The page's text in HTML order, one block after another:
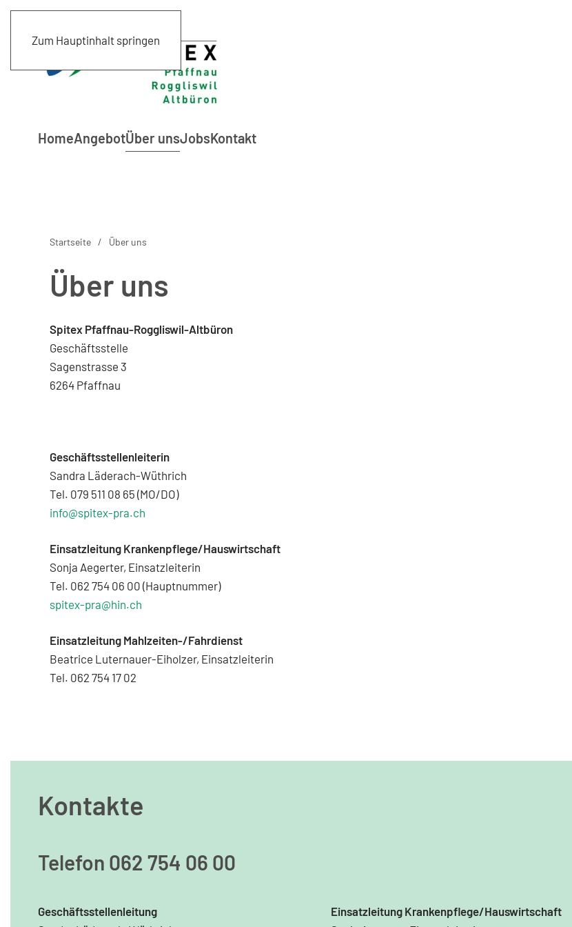
Zum Hauptinhalt springen
HomeAngebotÜber unsJobsKontakt
Startseite Über uns
Über uns
Spitex Pfaffnau-Roggliswil-Altbüron
Geschäftsstelle
Sagenstrasse 3
6264 Pfaffnau
Geschäftsstellenleiterin
Sandra Läderach-Wüthrich
Tel. 079 511 08 65 (MO/DO)
info@spitex-pra.ch
Einsatzleitung Krankenpflege/Hauswirtschaft
Sonja Aegerter, Einsatzleiterin
Tel. 062 754 06 00 (Hauptnummer)
spitex-pra@hin.ch
Einsatzleitung Mahlzeiten-/Fahrdienst
Beatrice Luternauer-Eiholzer, Einsatzleiterin
Tel. 062 754 17 02
Kontakte
Telefon 062 754 06 00
Geschäftsstellenleitung
Einsatzleitung Krankenpflege/Hauswirtschaft